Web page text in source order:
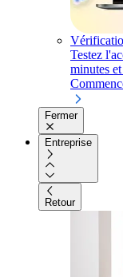
Testez
minutes
Fermer
Entreprise
Retour